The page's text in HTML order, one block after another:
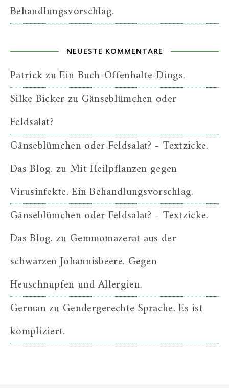
Behandlungsvorschlag.
NEUESTE KOMMENTARE
PatrickzuEin Buch-Offenhalte-Dings.
Silke Bickerzu Gänseblümchen oder
Feldsalat?
Gänseblümchen oder Feldsalat? - Textzicke.
Das Blog. zu Mit Heilpflanzen gegen
Virusinfekte. Ein Behandlungsvorschlag.
Gänseblümchen oder Feldsalat? - Textzicke.
Das Blog. zu Gemmomazerat aus der
schwarzen Johannisbeere. Gegen
Heuschnupfen und Allergien.
Germanzu Gendergerechte Sprache. Es ist
kompliziert.